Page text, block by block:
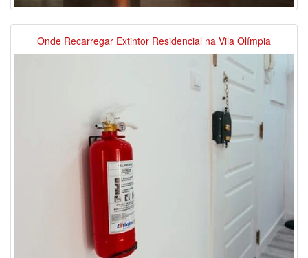
Onde Recarregar Extintor Residencial na Vila Olímpia